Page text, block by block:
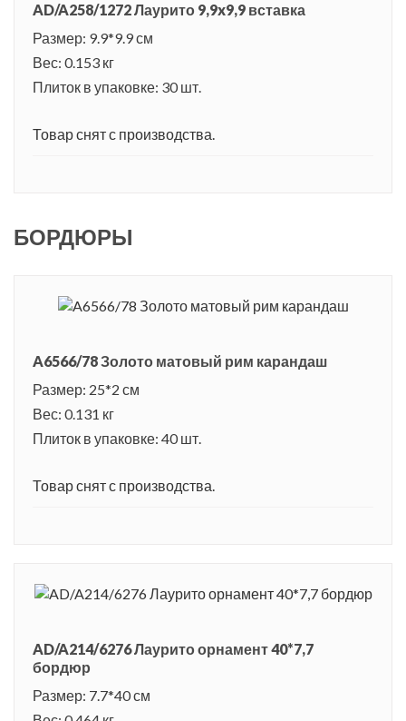
AD/A258/1272 Лаурито 9,9x9,9 вставка
Размер: 9.9*9.9 см
Вес: 0.153 кг
Плиток в упаковке: 30 шт.
Товар снят с производства.
БОРДЮРЫ
A6566/78 Золото матовый рим карандаш
Размер: 25*2 см
Вес: 0.131 кг
Плиток в упаковке: 40 шт.
Товар снят с производства.
AD/A214/6276 Лаурито орнамент 40*7,7
бордюр
Размер: 7.7*40 см